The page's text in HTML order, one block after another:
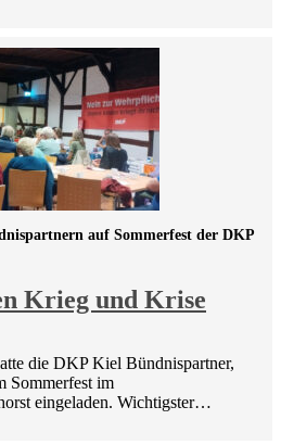
Krieg und Krise
auf Sommerfest der DKP
die DKP Kiel Bündnispartner,
Sommerfest im
eingeladen. Wichtigster…